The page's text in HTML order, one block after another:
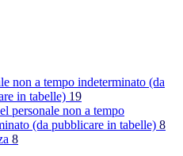
non a tempo indeterminato (da
in tabelle) 19
personale non a tempo
(da pubblicare in tabelle) 8
8